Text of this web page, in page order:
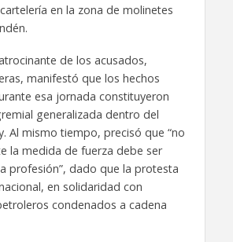
en la zona de molinetes
de los acusados,
manifestó que los hechos
esa jornada constituyeron
generalizada dentro del
Al mismo tiempo, precisó que “no
la medida de fuerza debe ser
profesión”, dado que la protesta
en solidaridad con
condenados a cadena